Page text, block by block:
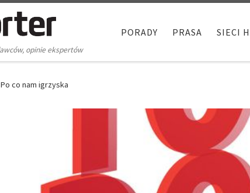
opinie ekspertów
PORADY PRASA SIECI
Po co nam igrzyska